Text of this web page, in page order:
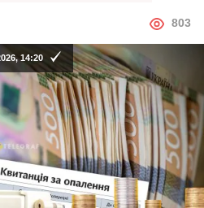
АВТОР
803
14:20